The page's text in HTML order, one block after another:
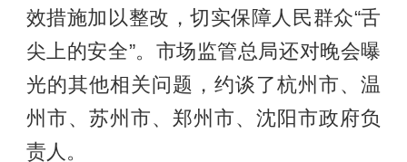
效措施加以整改，切实保障人民群众“舌
尖上的安全”。市场监管总局还对晚会曝
光的其他相关问题，约谈了杭州市、温
州市、苏州市、郑州市、沈阳市政府负
责人。